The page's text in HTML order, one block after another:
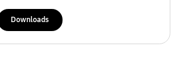
Downloads